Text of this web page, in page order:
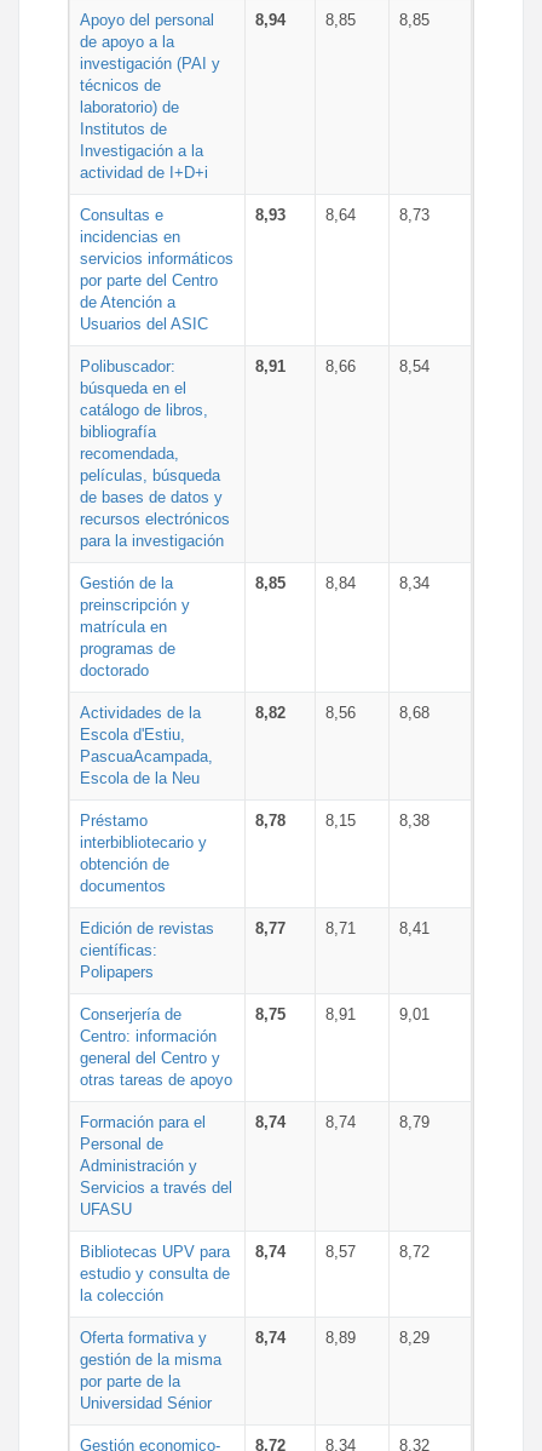
Apoyo del personal
de apoyo a la
investigación (PAI y
técnicos de
laboratorio) de
Institutos de
Investigación a la
actividad de I+D+i
8,94 8,85 8,85
Consultas e
incidencias en
servicios informáticos
por parte del Centro
de Atención a
Usuarios del ASIC
8,93 8,64 8,73
Polibuscador:
búsqueda en el
catálogo de libros,
bibliografía
recomendada,
películas, búsqueda
de bases de datos y
recursos electrónicos
para la investigación
8,91 8,66 8,54
Gestión de la
preinscripción y
matrícula en
programas de
doctorado
8,85 8,84 8,34
Actividades de la
Escola d'Estiu,
PascuaAcampada,
Escola de la Neu
8,82 8,56 8,68
Préstamo
interbibliotecario y
obtención de
documentos
8,78 8,15 8,38
Edición de revistas
científicas:
Polipapers
8,77 8,71 8,41
Conserjería de
Centro: información
general del Centro y
otras tareas de apoyo
8,75 8,91 9,01
Formación para el
Personal de
Administración y
Servicios a través del
UFASU
8,74 8,74 8,79
Bibliotecas UPV para
estudio y consulta de
la colección
8,74 8,57 8,72
Oferta formativa y
gestión de la misma
por parte de la
Universidad Sénior
8,74 8,89 8,29
Gestión economico- 8,72 8,34 8,32